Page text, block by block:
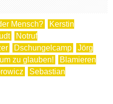
Mensch?
Kerstin
Notruf
Dschungelcamp
Jörg
zu glauben!
Blamieren
Sebastian